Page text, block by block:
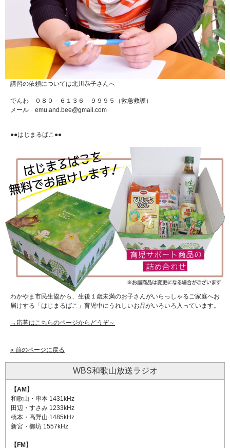
講習の依頼については北川恭子さんへ
でんわ ０８０－６１３６－９９９５（救急救護）
メール emu.and.bee@gmail.com
●●はじまるばこ●●
わかやま市民生協から、生後１歳未満のお子さんがいらっしゃるご家庭へお
届けする「はじまるばこ」育児中にうれしいお品がいろいろ入っています。
→応募はこちらのページからどうぞ～
« 前のページに戻る
WBS和歌山放送ラジオ
【AM】
和歌山・串本 1431kHz
田辺・すさみ 1233kHz
橋本・高野山 1485kHz
新宮・御坊 1557kHz
【FM】